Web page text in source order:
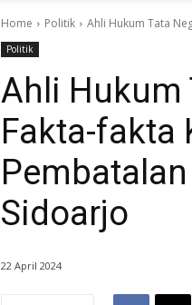
Home Politik Ahli Hukum Tata
Politik
Ahli Hukum
Fakta-fakta
Sidoarjo
22 April 2024